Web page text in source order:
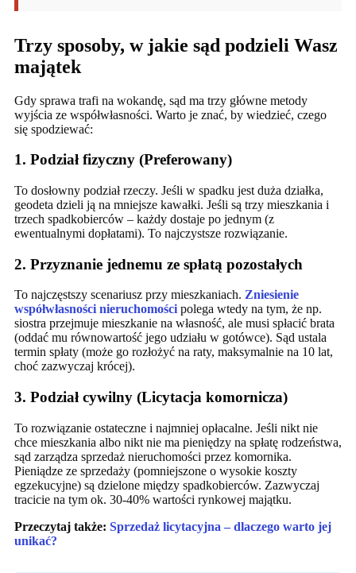
Trzy sposoby, w jakie sąd podzieli Wasz
majątek
Gdy sprawa trafi na wokandę, sąd ma trzy główne metody
wyjścia ze współwłasności. Warto je znać, by wiedzieć, czego
się spodziewać:
1. Podział fizyczny (Preferowany)
To dosłowny podział rzeczy. Jeśli w spadku jest duża działka,
geodeta dzieli ją na mniejsze kawałki. Jeśli są trzy mieszkania i
trzech spadkobierców – każdy dostaje po jednym (z
ewentualnymi dopłatami). To najczystsze rozwiązanie.
2. Przyznanie jednemu ze spłatą pozostałych
To najczęstszy scenariusz przy mieszkaniach. Zniesienie
współwłasności nieruchomościpolega wtedy na tym, że np.
siostra przejmuje mieszkanie na własność, ale musi spłacić brata
(oddać mu równowartość jego udziału w gotówce). Sąd ustala
termin spłaty (może go rozłożyć na raty, maksymalnie na 10 lat,
choć zazwyczaj krócej).
3. Podział cywilny (Licytacja komornicza)
To rozwiązanie ostateczne i najmniej opłacalne. Jeśli nikt nie
chce mieszkania albo nikt nie ma pieniędzy na spłatę rodzeństwa,
sąd zarządza sprzedaż nieruchomości przez komornika.
Pieniądze ze sprzedaży (pomniejszone o wysokie koszty
egzekucyjne) są dzielone między spadkobierców. Zazwyczaj
tracicie na tym ok. 30-40% wartości rynkowej majątku.
Przeczytaj także: Sprzedaż licytacyjna – dlaczego warto jej
unikać?